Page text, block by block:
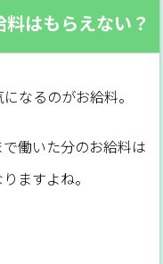
はもらえない？
なるのがお給料。
働いた分のお給料は
ますよね。